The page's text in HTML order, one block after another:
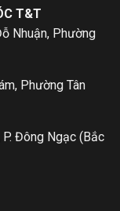
T&T
Nhuận, Phường
Phường Tân
Đông Ngạc (Bắc